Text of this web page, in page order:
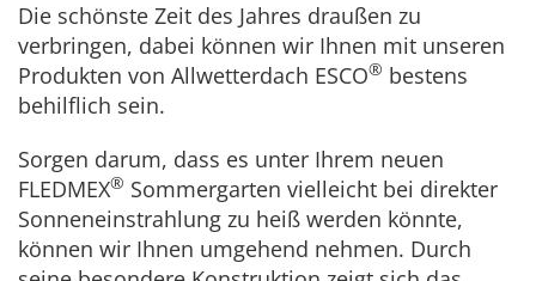
Die schönste Zeit des Jahres draußen zu
verbringen, dabei können wir Ihnen mit unseren
Produkten von Allwetterdach ESCO® bestens
behilflich sein.
Sorgen darum, dass es unter Ihrem neuen
FLEDMEX® Sommergarten vielleicht bei direkter
Sonneneinstrahlung zu heiß werden könnte,
können wir Ihnen umgehend nehmen. Durch